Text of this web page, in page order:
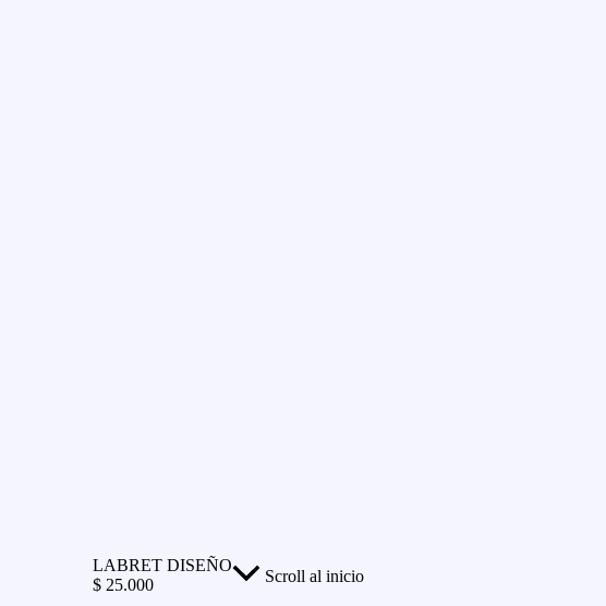
LABRET DISEÑO
$25.000 Scroll al inicio